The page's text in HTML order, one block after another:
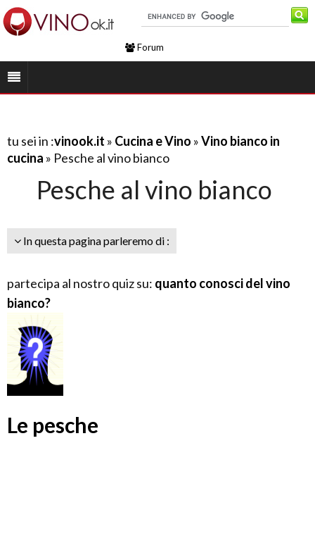
Forum
tu sei in :vinook.it » Cucina e Vino »Vino bianco in
cucina » Pesche al vino bianco
Pesche al vino bianco
In questa pagina parleremo di :
partecipa al nostro quiz su: quanto conosci del vino
bianco?
Le pesche